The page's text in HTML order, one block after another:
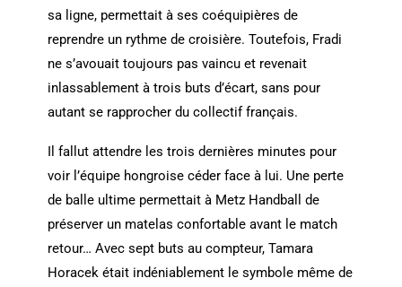
sa ligne, permettait à ses coéquipières de
reprendre un rythme de croisière. Toutefois, Fradi
ne s’avouait toujours pas vaincu et revenait
inlassablement à trois buts d’écart, sans pour
autant se rapprocher du collectif français.
Il fallut attendre les trois dernières minutes pour
voir l’équipe hongroise céder face à lui. Une perte
de balle ultime permettait à Metz Handball de
préserver un matelas confortable avant le match
retour… Avec sept buts au compteur, Tamara
Horacek était indéniablement le symbole même de